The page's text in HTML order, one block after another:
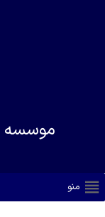
موسسه
منو